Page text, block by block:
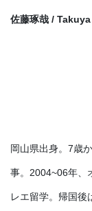
佐藤琢哉 /
岡山県出身。7歳
事。2004~06年、
レエ留学。帰国後